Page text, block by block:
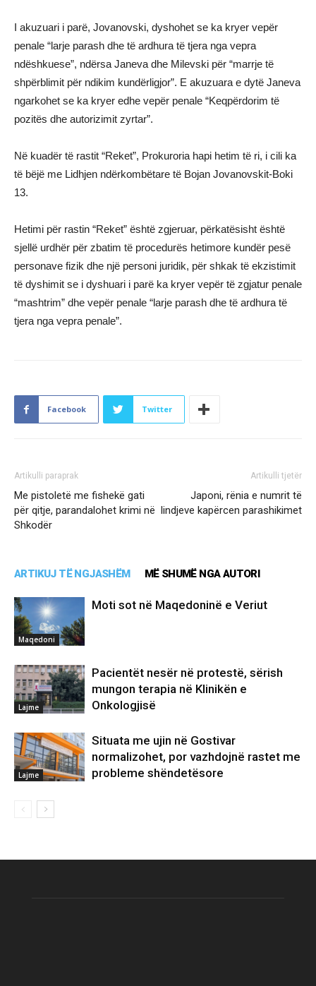
I akuzuari i parë, Jovanovski, dyshohet se ka kryer vepër
penale “larje parash dhe të ardhura të tjera nga vepra
ndëshkuese”, ndërsa Janeva dhe Milevski për “marrje të
shpërblimit për ndikim kundërligjor”. E akuzuara e dytë Janeva
ngarkohet se ka kryer edhe vepër penale “Keqpërdorim të
pozitës dhe autorizimit zyrtar”.
Në kuadër të rastit “Reket”, Prokuroria hapi hetim të ri, i cili ka
të bëjë me Lidhjen ndërkombëtare të Bojan Jovanovskit-Boki
13.
Hetimi për rastin “Reket” është zgjeruar, përkatësisht është
sjellë urdhër për zbatim të procedurës hetimore kundër pesë
personave fizik dhe një personi juridik, për shkak të ekzistimit
të dyshimit se i dyshuari i parë ka kryer vepër të zgjatur penale
“mashtrim” dhe vepër penale “larje parash dhe të ardhura të
tjera nga vepra penale”.
Facebook Twitter
Artikulli paraprak
Me pistoletë me fishekë gati
për qitje, parandalohet krimi në
Shkodër
Artikulli tjetër
Japoni, rënia e numrit të
lindjeve kapërcen parashikimet
ARTIKUJ TË NGJASHËM MË SHUMË NGA AUTORI
Maqedoni
Moti sot në Maqedoninë e Veriut
Lajme
Pacientët nesër në protestë, sërish
mungon terapia në Klinikën e
Onkologjisë
Lajme
Situata me ujin në Gostivar
normalizohet, por vazhdojnë rastet me
probleme shëndetësore